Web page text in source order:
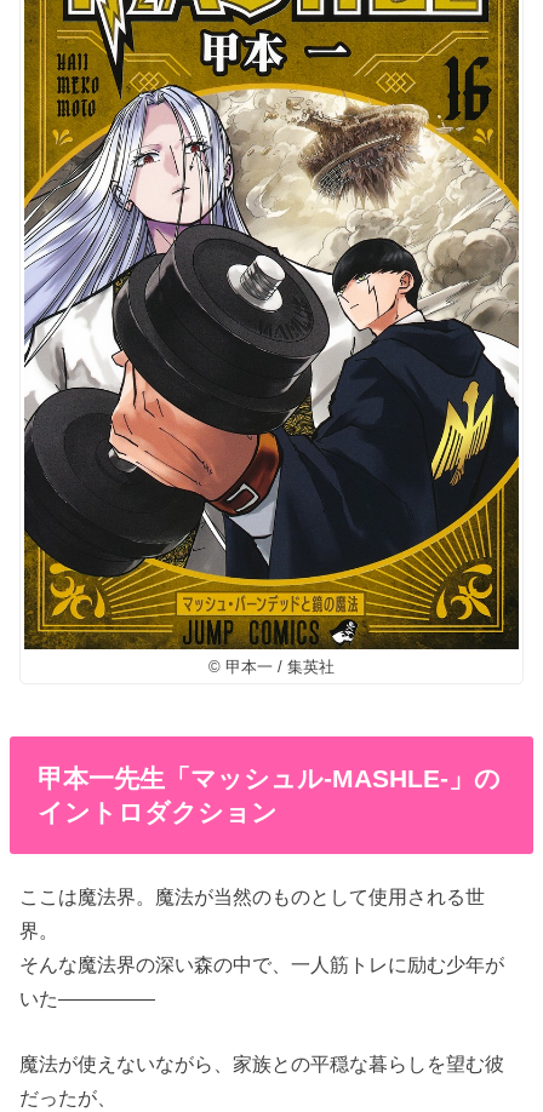
© 甲本一 / 集英社
甲本一先生「マッシュル-MASHLE-」の
イントロダクション
ここは魔法界。魔法が当然のものとして使用される世
界。
そんな魔法界の深い森の中で、一人筋トレに励む少年が
いた―――――
魔法が使えないながら、家族との平穏な暮らしを望む彼
だったが、